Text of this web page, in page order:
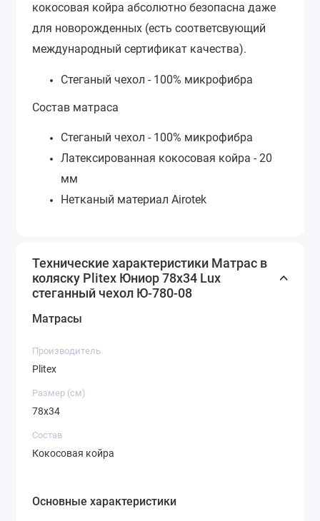
кокосовая койра абсолютно безопасна даже
для новорожденных (есть соответсвующий
международный сертификат качества).
Стеганый чехол - 100% микрофибра
Состав матраса
Стеганый чехол - 100% микрофибра
Латексированная кокосовая койра - 20
мм
Нетканый материал Airotek
Технические характеристики Матрас в
коляску Plitex Юниор 78х34 Lux
стеганный чехол Ю-780-08
Матрасы
Производитель
Plitex
Размер (см)
78х34
Состав
Кокосовая койра
Основные характеристики